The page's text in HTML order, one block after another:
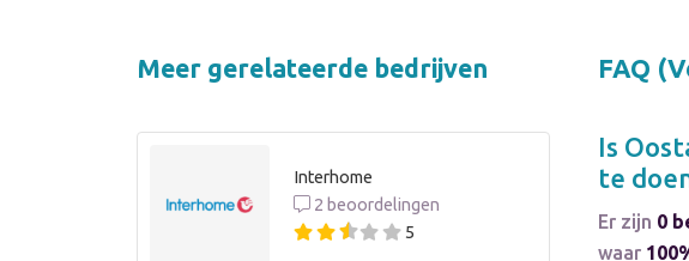
Meer gerelateerde bedrijven
Interhome
2 beoordelingen
5
FAQ
Is
te
Er zijn 0
waar